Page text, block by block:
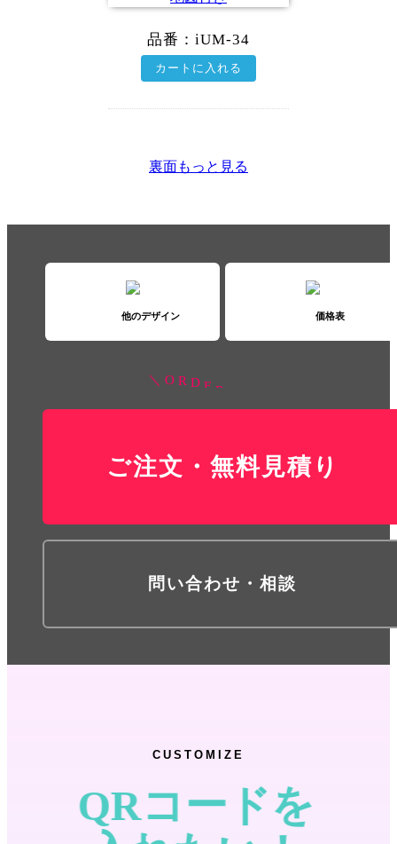
品番：iUM-34
カートに入れる
裏面もっと見る
他のデザイン 価格表
＼ O R D
ご注文・無料見積り
問い合わせ・相談
CUSTOMIZE